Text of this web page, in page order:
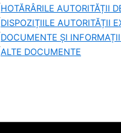
HOTĂRÂRILE AUTORITĂȚII
DISPOZIȚIILE AUTORITĂȚII
DOCUMENTE ȘI
ALTE DOCUMENTE